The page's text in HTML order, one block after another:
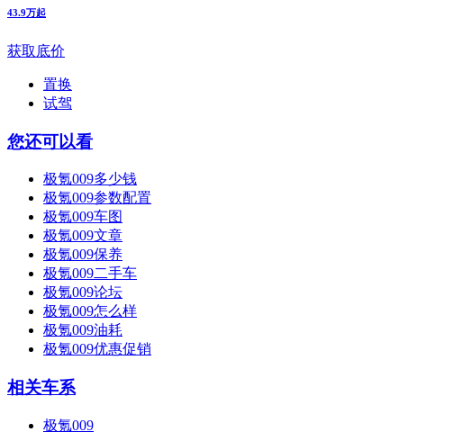
43.9万起
获取底价
置换
试驾
您还可以看
极氪009多少钱
极氪009参数配置
极氪009车图
极氪009文章
极氪009保养
极氪009二手车
极氪009论坛
极氪009怎么样
极氪009油耗
极氪009优惠促销
相关车系
极氪009